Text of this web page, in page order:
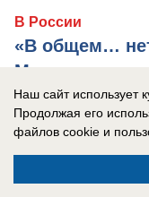
В России
«В общем…
Макрон
России по
Президент
Наш сайт использует
Продолжая его
файлов cookie и